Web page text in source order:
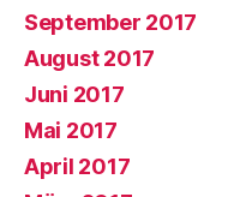
September 2017
August 2017
Juni 2017
Mai 2017
April 2017